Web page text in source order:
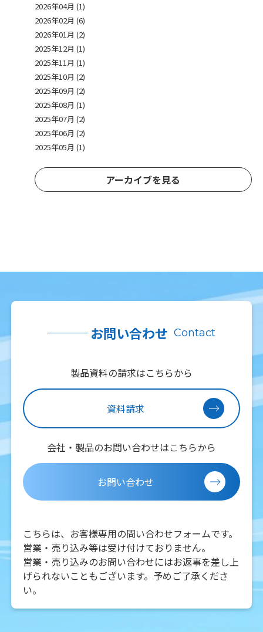
2026年04月 (1)
2026年02月 (6)
2026年01月 (2)
2025年12月 (1)
2025年11月 (1)
2025年10月 (2)
2025年09月 (2)
2025年08月 (1)
2025年07月 (2)
2025年06月 (2)
2025年05月 (1)
アーカイブを見る
お問い合わせ Contact
製品資料の請求はこちらから
資料請求
会社・製品のお問い合わせはこちらから
お問い合わせ
こちらは、お客様専用の問い合わせフォームです。
営業・売り込み等は受け付けておりません。
営業・売り込みのお問い合わせにはお返事を差し上
げられないこともございます。予めご了承くださ
い。